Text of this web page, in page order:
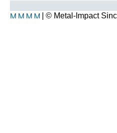
| © Metal-Impact